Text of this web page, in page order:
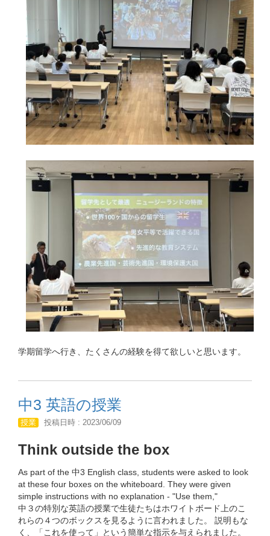
学期留学へ行き、たくさんの経験を得て欲しいと思います。
中3 英語の授業
授業 投稿日時 : 2023/06/09
Think outside the box
As part of the 中3 English class, students were asked to look
at these four boxes on the whiteboard. They were given
simple instructions with no explanation - "Use them,"
中３の特別な英語の授業で生徒たちはホワイトボード上のこ
れらの４つのボックスを見るように言われました。 説明もな
く、「これを使って」という簡単な指示を与えられました。